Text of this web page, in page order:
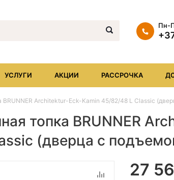
Пн-
УСЛУГИ АКЦИИ РАССРОЧКА
BRUNNER Architektur-Eck-Kamin 45/82/48 L Classic
топка BRUNNER
(дверца с
27